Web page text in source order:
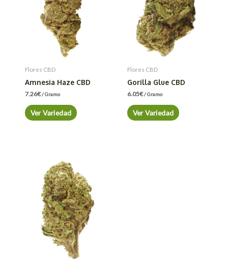
Flores CBD
Amnesia Haze CBD
7.26€/ Gramo
Ver Variedad
Flores CBD
Gorilla Glue CBD
6.05€/ Gramo
Ver Variedad